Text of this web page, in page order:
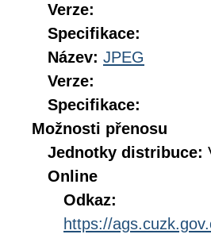
Verze:
Specifikace:
Název: JPEG
Verze:
Specifikace:
Možnosti přenosu
Jednotky distribuce:
Online
Odkaz:
https://